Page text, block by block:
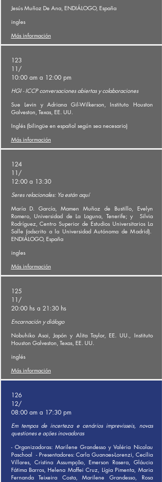
Jesús Muñoz De Ana, ENDIÁLOGO, España
ingles
Más información
123
11/
10:00 am a 12:00 pm
HGI - ICCP conversaciones abiertas y colaboraciones
Sue Levin y Adriana Gil-Wilkerson, Instituto Houston
Galveston, Texas, EE. UU.
Inglés (bilingüe en español según sea necesario)
Más información
124
11/
12:00 a 13:30
Seres relacionales: Ya están aquí
María D. García, Mamen Muñoz de Bustillo, Evelyn
Romero, Universidad de La Laguna, Tenerife; y
Silvia
Rodríguez, Centro Superior de Estudios Universitarios La
Salle (adscrito a la Universidad Autónoma de Madrid).
ENDIÁLOGO, España
ingles
Más información
125
11/
20:00 hs a 21:30 hs
Encarnación y diálogo
Nobuhiko Asai, Japón y Alita Taylor, EE. UU., Instituto
Houston Galveston, Texas, EE. UU.
inglés
Más información
126
12/
08:00 am a 17:30 pm
Em tempos de incerteza e cenários imprevisseis, novas
questiones e açöes inovadoras
- Organizadoras: Marilene Grandesso y Valéria Nicolau
Paschoal - Presentadores: Carla Guanaes-Lorenzi, Cecília
Villares, Cristina Assumpção, Emerson Rasera, Gláucia
Fátima Barros, Helena Maffei Cruz, Lígia Pimenta, Maria
Fernanda Teixeira Costa, Marilene Grandesso, Rosa